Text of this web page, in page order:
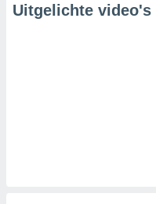
Uitgelichte video's